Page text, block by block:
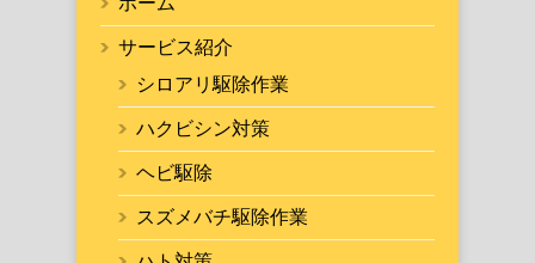
サービス紹介
シロアリ駆除作業
ハクビシン対策
ヘビ駆除
スズメバチ駆除作業